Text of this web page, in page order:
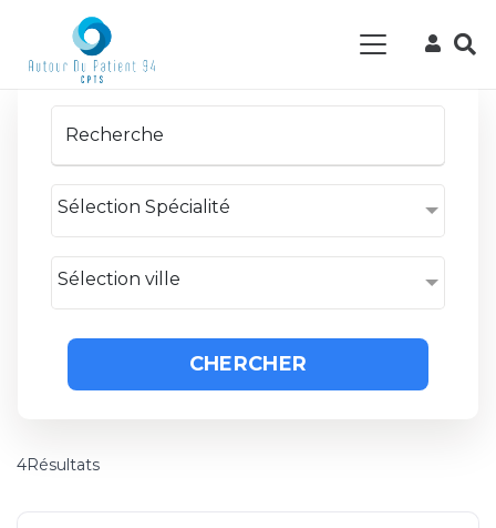
Sélection Spécialité
Sélection ville
CHERCHER
4Résultats